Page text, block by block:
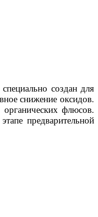
создан для
снижение оксидов.
флюсов.
предварительной